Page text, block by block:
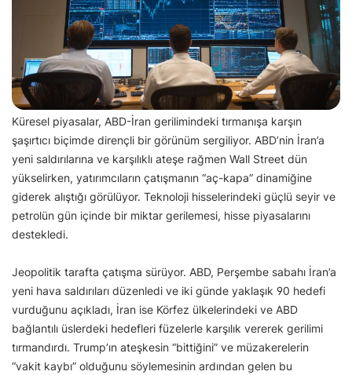
Küresel piyasalar, ABD-İran gerilimindeki tırmanışa karşın
şaşırtıcı biçimde dirençli bir görünüm sergiliyor. ABD’nin İran’a
yeni saldırılarına ve karşılıklı ateşe rağmen Wall Street dün
yükselirken, yatırımcıların çatışmanın “aç-kapa” dinamiğine
giderek alıştığı görülüyor. Teknoloji hisselerindeki güçlü seyir ve
petrolün gün içinde bir miktar gerilemesi, hisse piyasalarını
destekledi.
Jeopolitik tarafta çatışma sürüyor. ABD, Perşembe sabahı İran’a
yeni hava saldırıları düzenledi ve iki günde yaklaşık 90 hedefi
vurduğunu açıkladı, İran ise Körfez ülkelerindeki ve ABD
bağlantılı üslerdeki hedefleri füzelerle karşılık vererek gerilimi
tırmandırdı. Trump’ın ateşkesin “bittiğini” ve müzakerelerin
“vakit kaybı” olduğunu söylemesinin ardından gelen bu